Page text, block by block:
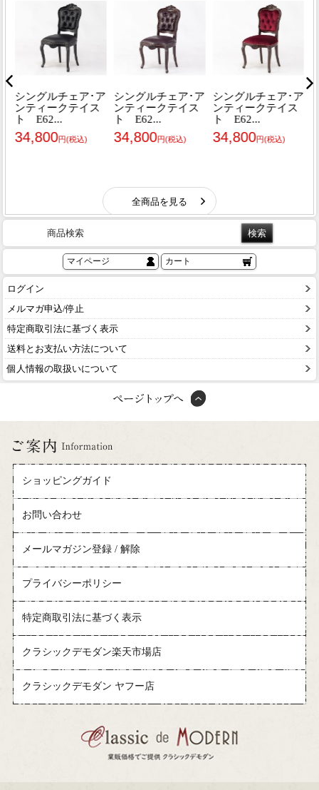
商品検索
マイページ カート
ログイン
メルマガ申込/停止
特定商取引法に基づく表示
送料とお支払い方法について
個人情報の取扱いについて
ショッピングガイド
お問い合わせ
メールマガジン登録 / 解除
プライバシーポリシー
特定商取引法に基づく表示
クラシックデモダン楽天市場店
クラシックデモダン ヤフー店